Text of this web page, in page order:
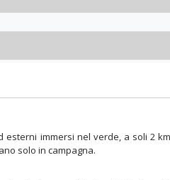
immersi nel verde, a soli 2
solo in campagna.